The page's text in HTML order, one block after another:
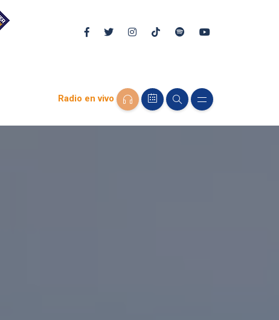
Radio en vivo